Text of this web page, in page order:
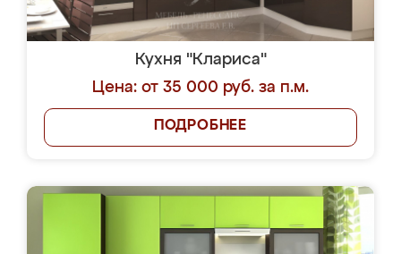
Кухня "Клариса"
Цена: от 35 000 руб. за п.м.
ПОДРОБНЕЕ